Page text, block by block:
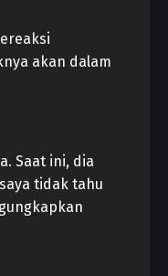
akan dalam
Saat ini, dia
tidak tahu